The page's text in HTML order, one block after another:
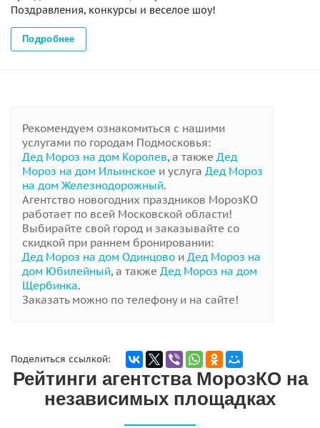
Поздравления, конкурсы и веселое шоу!
Подробнее
Рекомендуем ознакомиться с нашими
услугами по городам Подмосковья:
Дед Мороз на дом Королев, а также Дед
Мороз на дом Ильинское и услуга Дед Мороз
на дом Железнодорожный.
Агентство новогодних праздников МорозКО
работает по всей Московской области!
Выбирайте свой город и заказывайте со
скидкой при раннем бронировании:
Дед Мороз на дом Одинцово и Дед Мороз на
дом Юбилейный, а также Дед Мороз на дом
Щербинка.
Заказать можно по телефону и на сайте!
Поделиться ссылкой:
Рейтинги агентства МорозКО на
независимых площадках